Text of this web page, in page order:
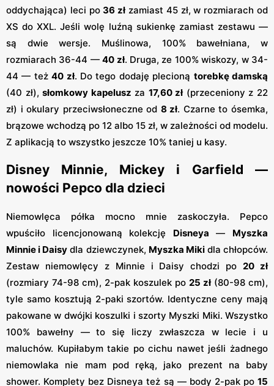
oddychająca) leci po36 złzamiast 45 zł, w rozmiarach od
XS do XXL. Jeśli wolę luźną sukienkę zamiast zestawu —
są dwie wersje. Muślinowa, 100% bawełniana, w
rozmiarach 36-44 —40 zł. Druga, ze 100% wiskozy, w 34-
44 — też40 zł. Do tego dodaję plecioną torebkę damską
(40 zł),słomkowy kapelusz za 17,60 zł(przeceniony z 22
zł) i okulary przeciwsłoneczne od 8 zł. Czarne to ósemka,
brązowe wchodzą po 12 albo 15 zł, w zależności od modelu.
Z aplikacją to wszystko jeszcze 10% taniej u kasy.
Disney Minnie, Mickey i Garfield —
nowości Pepco dla dzieci
Niemowlęca półka mocno mnie zaskoczyła. Pepco
wpuściło licencjonowaną kolekcję Disneya — Myszka
Minnie i Daisy dla dziewczynek, Myszka Mikidla chłopców.
Zestaw niemowlęcy z Minnie i Daisy chodzi po 20 zł
(rozmiary 74-98 cm), 2-pak koszulek po 25 zł(80-98 cm),
tyle samo kosztują 2-paki szortów. Identyczne ceny mają
pakowane w dwójki koszulki i szorty Myszki Miki. Wszystko
100% bawełny — to się liczy zwłaszcza w lecie i u
maluchów. Kupiłabym takie po cichu nawet jeśli żadnego
niemowlaka nie mam pod ręką, jako prezent na baby
shower. Komplety bez Disneya też są — body 2-pak po 15